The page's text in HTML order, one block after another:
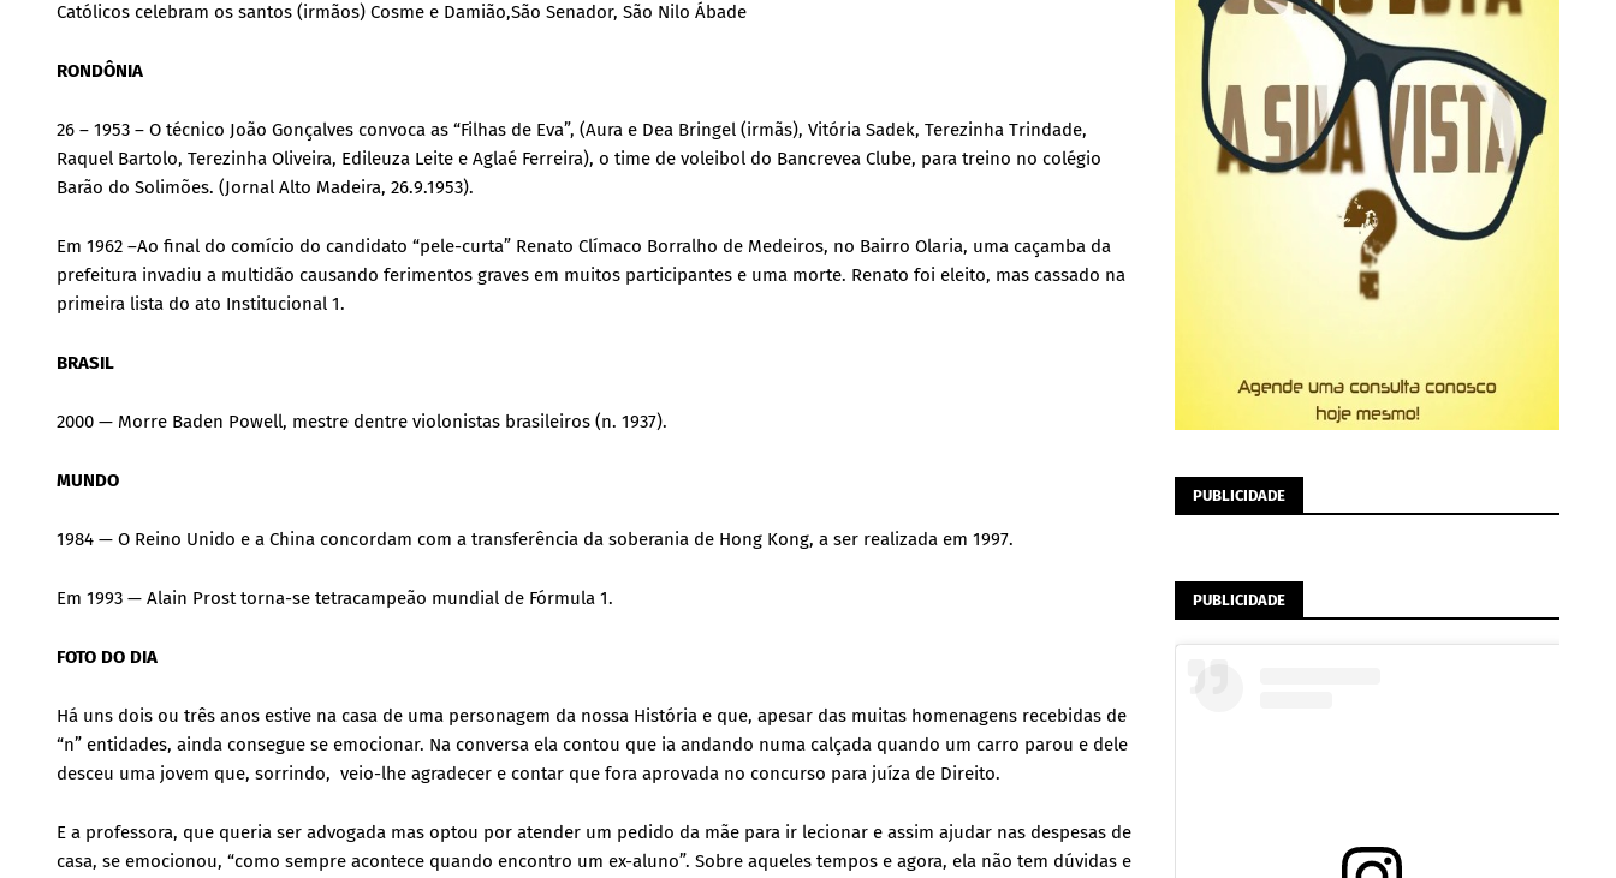
Católicos celebram os santos (irmãos) Cosme e Damião,São Senador, São Nilo Ábade
RONDÔNIA
26 – 1953 – O técnico João Gonçalves convoca as “Filhas de Eva”, (Aura e Dea Bringel (irmãs), Vitória Sadek, Terezinha Trindade,
Raquel Bartolo, Terezinha Oliveira, Edileuza Leite e Aglaé Ferreira), o time de voleibol do Bancrevea Clube, para treino no colégio
Barão do Solimões. (Jornal Alto Madeira, 26.9.1953).
Em 1962 –Ao final do comício do candidato “pele-curta” Renato Clímaco Borralho de Medeiros, no Bairro Olaria, uma caçamba da
prefeitura invadiu a multidão causando ferimentos graves em muitos participantes e uma morte. Renato foi eleito, mas cassado na
primeira lista do ato Institucional 1.
BRASIL
2000 — Morre Baden Powell, mestre dentre violonistas brasileiros (n. 1937).
MUNDO
1984 — O Reino Unido e a China concordam com a transferência da soberania de Hong Kong, a ser realizada em 1997.
Em 1993 — Alain Prost torna-se tetracampeão mundial de Fórmula 1.
FOTO DO DIA
Há uns dois ou três anos estive na casa de uma personagem da nossa História e que, apesar das muitas homenagens recebidas de
“n” entidades, ainda consegue se emocionar. Na conversa ela contou que ia andando numa calçada quando um carro parou e dele
desceu uma jovem que, sorrindo, veio-lhe agradecer e contar que fora aprovada no concurso para juíza de Direito.
E a professora, que queria ser advogada mas optou por atender um pedido da mãe para ir lecionar e assim ajudar nas despesas de
casa, se emocionou, “como sempre acontece quando encontro um ex-aluno”. Sobre aqueles tempos e agora, ela não tem dúvidas e
PUBLICIDADE
PUBLICIDADE